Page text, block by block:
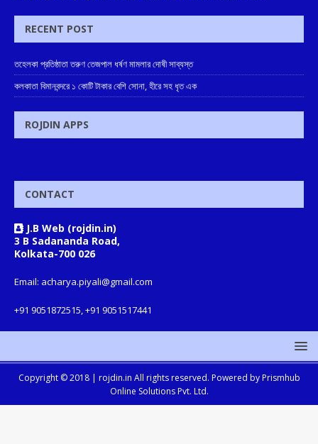
RECENT POST
তহেলকা প্রতিষ্ঠাতা তরুণ তেজপাল ধর্ষণ মামলার দোষী সাব্যস্ত
কলকাতা বিমানবন্দরে ১ কোটি টাকার বেশি সোনা, হীরে সহ ধৃত এক
ROJDIN APPS
CONTACT
J.B Web (rojdin.in)
3 B Sadananda Road,
Kolkata-700 026
Email: acharya.piyali@gmail.com
+91 9051872515, +91 9051517441
Copyright © 2018 | rojdin.in All rights reserved. Powered by Prismhub
Online Solutions Pvt. Ltd.